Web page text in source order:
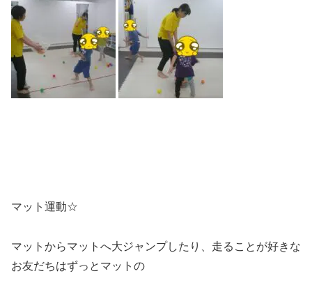
マット運動☆
マットからマットへ大ジャンプしたり、走ることが好きな
お友だちはずっとマットの